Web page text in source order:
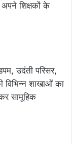
अपने शिक्षकों के
उदंती परिसर,
विभिन्न शाखाओं का
सामूहिक